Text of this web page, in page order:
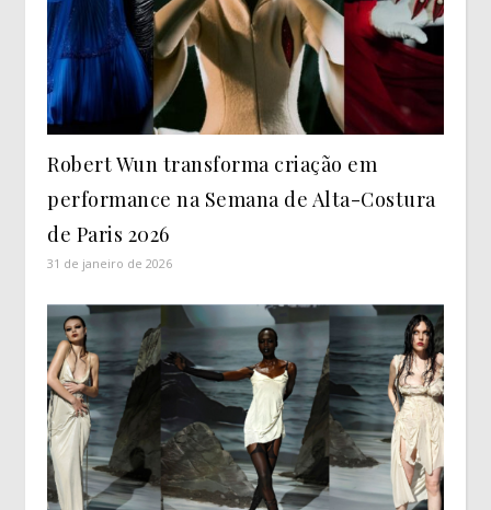
Robert Wun transforma criação em
performance na Semana de Alta-Costura
de Paris 2026
31 de janeiro de 2026